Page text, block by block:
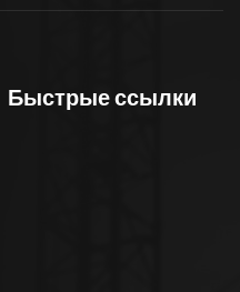
Быстрые ссылки